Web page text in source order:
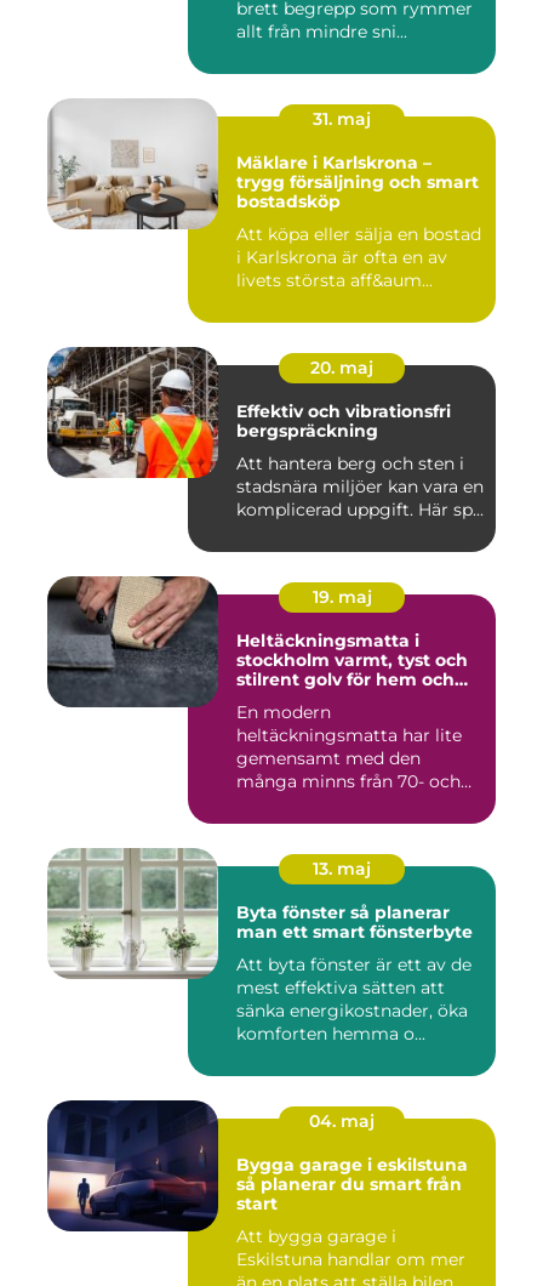
brett begrepp som rymmer
allt från mindre sni...
31. maj
Mäklare i Karlskrona –
trygg försäljning och smart
bostadsköp
Att köpa eller sälja en bostad
i Karlskrona är ofta en av
livets största aff&aum...
20. maj
Effektiv och vibrationsfri
bergspräckning
Att hantera berg och sten i
stadsnära miljöer kan vara en
komplicerad uppgift. Här sp...
19. maj
Heltäckningsmatta i
stockholm varmt, tyst och
stilrent golv för hem och
En modern
heltäckningsmatta har lite
gemensamt med den
många minns från 70- och
13. maj
Byta fönster så planerar
man ett smart fönsterbyte
Att byta fönster är ett av de
mest effektiva sätten att
sänka energikostnader, öka
komforten hemma o...
04. maj
Bygga garage i eskilstuna
så planerar du smart från
start
Att bygga garage i
Eskilstuna handlar om mer